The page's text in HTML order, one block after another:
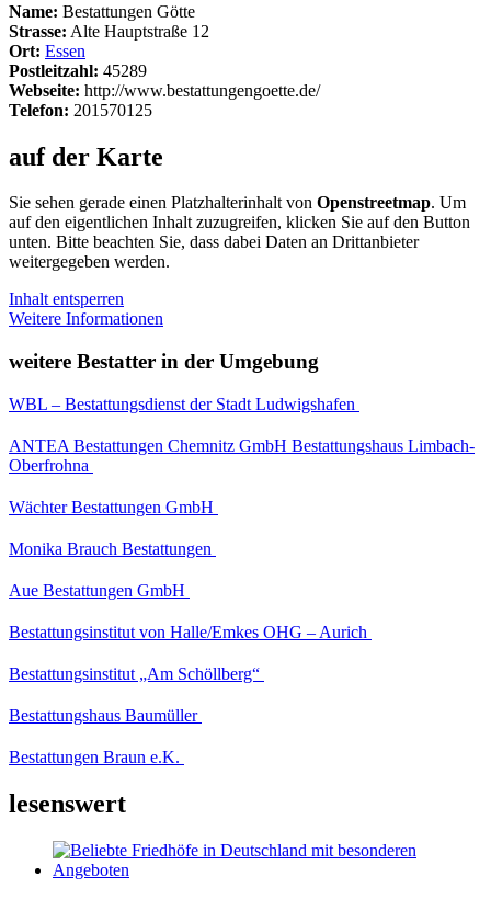
Name: Bestattungen Götte
Strasse: Alte Hauptstraße 12
Ort: Essen
Postleitzahl: 45289
Webseite: http://www.bestattungengoette.de/
Telefon: 201570125
auf der Karte
Sie sehen gerade einen Platzhalterinhalt von Openstreetmap. Um
auf den eigentlichen Inhalt zuzugreifen, klicken Sie auf den Button
unten. Bitte beachten Sie, dass dabei Daten an Drittanbieter
weitergegeben werden.
Inhalt entsperren
Weitere Informationen
weitere Bestatter in der Umgebung
WBL – Bestattungsdienst der Stadt Ludwigshafen
ANTEA Bestattungen Chemnitz GmbH Bestattungshaus Limbach-
Oberfrohna
Wächter Bestattungen GmbH
Monika Brauch Bestattungen
Aue Bestattungen GmbH
Bestattungsinstitut von Halle/Emkes OHG – Aurich
Bestattungsinstitut „Am Schöllberg“
Bestattungshaus Baumüller
Bestattungen Braun e.K.
lesenswert